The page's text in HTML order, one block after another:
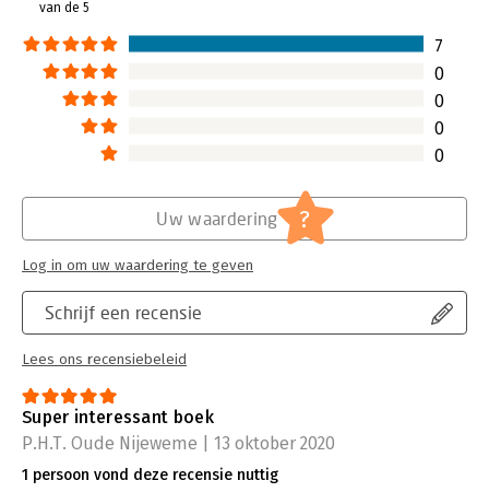
van de 5
7
0
0
0
0
Schrijf een recensie
Lees ons recensiebeleid
Uw waardering ?
Log in om uw waardering te geven
Super interessant boek
P.H.T. Oude Nijeweme | 13 oktober 2020
1 persoon vond deze recensie nuttig